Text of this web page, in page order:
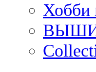
Хобби